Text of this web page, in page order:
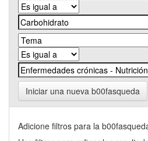
Iniciar una nueva b00fasqueda
Adicione filtros para la